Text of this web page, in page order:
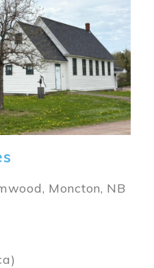
Moncton, NB